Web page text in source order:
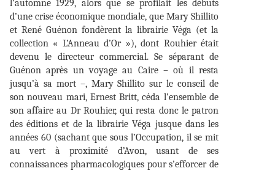
l’automne 1929, alors que se profilait les débuts
d’une crise économique mondiale, que Mary Shillito
et René Guénon fondèrent la librairie Véga (et la
collection « L’Anneau d’Or »), dont Rouhier était
devenu le directeur commercial. Se séparant de
Guénon après un voyage au Caire – où il resta
jusqu’à sa mort –, Mary Shillito sur le conseil de
son nouveau mari, Ernest Britt, céda l’ensemble de
son affaire au Dr Rouhier, qui resta donc le patron
des éditions et de la librairie Véga jusque dans les
années 60 (sachant que sous l’Occupation, il se mit
au vert à proximité d’Avon, usant de ses
connaissances pharmacologiques pour s’efforcer de